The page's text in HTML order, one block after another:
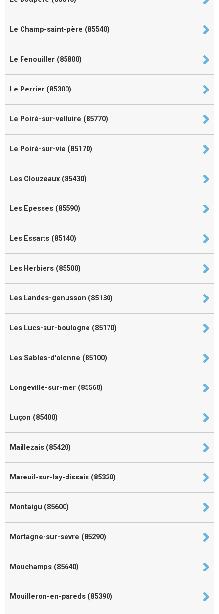
Le Champ-saint-père (85540)
Le Fenouiller (85800)
Le Perrier (85300)
Le Poiré-sur-velluire (85770)
Le Poiré-sur-vie (85170)
Les Clouzeaux (85430)
Les Epesses (85590)
Les Essarts (85140)
Les Herbiers (85500)
Les Landes-genusson (85130)
Les Lucs-sur-boulogne (85170)
Les Sables-d'olonne (85100)
Longeville-sur-mer (85560)
Luçon (85400)
Maillezais (85420)
Mareuil-sur-lay-dissais (85320)
Montaigu (85600)
Mortagne-sur-sèvre (85290)
Mouchamps (85640)
Mouilleron-en-pareds (85390)